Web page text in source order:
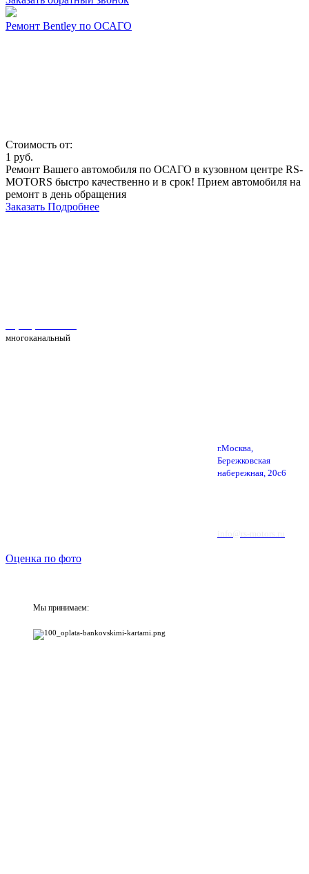
Ремонт Bentley по ОСАГО
Стоимость от:
1 руб.
Ремонт Вашего автомобиля по ОСАГО в кузовном центре RS-
MOTORS быстро качественно и в срок! Прием автомобиля на
ремонт в день обращения
Заказать Подробнее
многоканальный
г.Москва,
Бережковская
набережная, 20с6
Оценка по фото
Мы принимаем: